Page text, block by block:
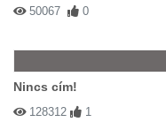
50067 0
Nincs cím!
128312 1